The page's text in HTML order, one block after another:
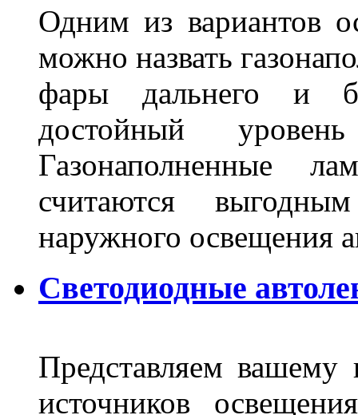
Одним из вариантов
можно назвать
фары дальнего и
достойный
Газонаполненные
считаются
наружного освещения
Светодиодные
Представляем
источников